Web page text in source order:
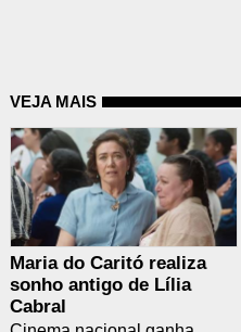
VEJA MAIS
Maria do Caritó realiza
sonho antigo de Lília
Cabral